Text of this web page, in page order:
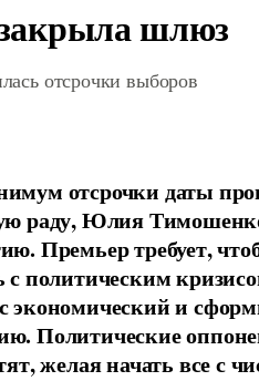
шлюз
отсрочки выборов
отсрочки даты
раду, Юлия
Премьер требует,
с политическим
экономический и
Политические
желая начать все с